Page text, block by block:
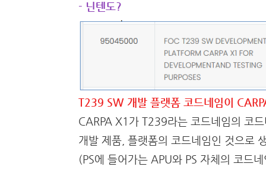
- 닌텐도?
T239 SW 개발 플랫폼 코드네임이
CARPA X1가 T239라는 코드네임의 코
개발 제품, 플랫폼의 코드네임인 것으로
(PS에 들어가는 APU와 PS 자체의 코드